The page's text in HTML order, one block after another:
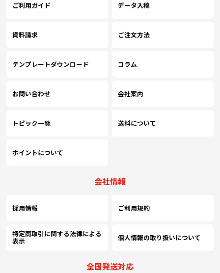
ご利用ガイド データ入稿
資料請求 ご注文方法
テンプレートダウンロード コラム
お問い合わせ 会社案内
トピック一覧 送料について
ポイントについて
会社情報
採用情報 ご利用規約
特定商取引に関する法律による
表示
個人情報の取り扱いについて
全国発送対応